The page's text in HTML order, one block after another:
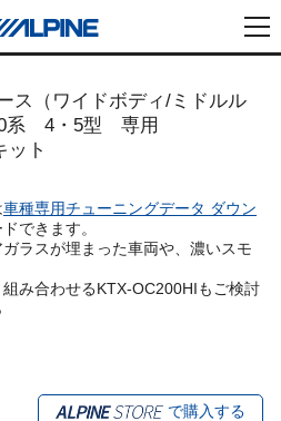
ス（ワイドボディ/ミドルル
系 4・5型 専用
ット
車種専用チューニングデータ ダウン
できます。
ラスが埋まった車両や、濃いスモ
み合わせるKTX-OC200HIもご検討
で購入する